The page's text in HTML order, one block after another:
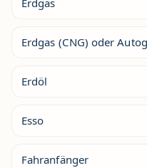
Erdgas (CNG) oder
Erdöl
Esso
Fahranfänger